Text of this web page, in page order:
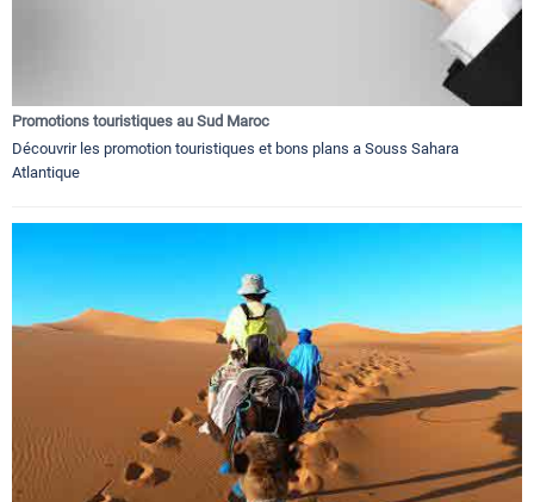
Promotions touristiques au Sud Maroc
Découvrir les promotion touristiques et bons plans a Souss Sahara
Atlantique